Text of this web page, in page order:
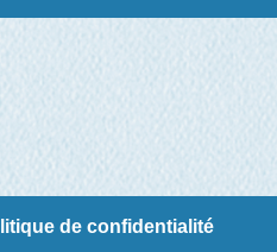
de confidentialité